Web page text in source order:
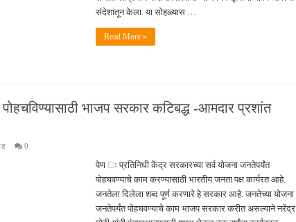
संदेशातून केला. या सोहळ्यास …
Read More »
भाजप सरकार कटिबद्ध -आमदार प्रशांत
0
पेण ः प्रतिनिधी केंद्र सरकारच्या सर्व योजना जनतेपर्यंत
पोहचवण्याचे काम करण्यासाठी भारतीय जनता पक्ष कार्यरत आहे.
जनतेला दिलेला शब्द पूर्ण करणारे हे सरकार आहे. जनतेच्या योजना
जनतेपर्यंत पोहचवण्याचे काम भाजप सरकार करीत असल्याने नरेंद्र